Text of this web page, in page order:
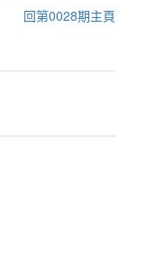
回第0028期主頁